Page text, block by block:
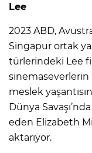
Lee
2023 ABD,
Singapur ortak
türlerindeki Lee
sinemaseverlerin
meslek
Dünya
eden Elizabeth
aktarıyor.